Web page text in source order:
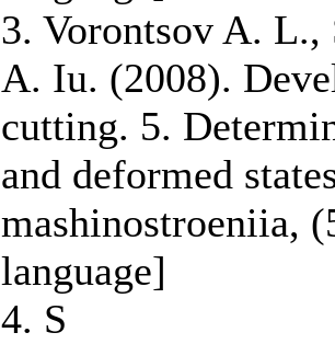
3. Vorontsov A.
A. Iu. (2008).
cutting. 5.
and deformed
mashinostroeniia,
language]
4. S